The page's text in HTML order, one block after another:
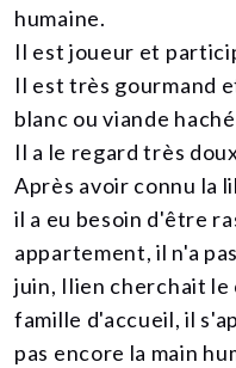
humaine.
Il est joueur et
Il est très gourmand
blanc ou viande
Il a le regard très
Après avoir connu la
il a eu besoin d'être
appartement, il n'a
juin, Ilien cherchait le
famille d'accueil, il
pas encore la main